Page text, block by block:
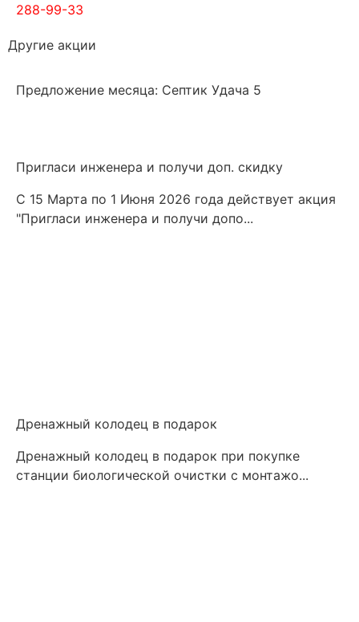
288-99-33
Другие акции
Предложение месяца: Септик Удача 5
Пригласи инженера и получи доп. скидку
С 15 Марта по 1 Июня 2026 года действует акция
"Пригласи инженера и получи допо...
Дренажный колодец в подарок
Дренажный колодец в подарок при покупке
станции биологической очистки с монтажо...